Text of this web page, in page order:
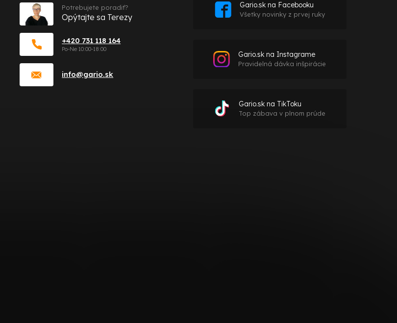
info@gario.sk
+420 731 118 164
Potrebujete poradiť?
Opýtajte sa Terezy
Gario.sk na Facebooku
Všetky novinky z prvej ruky
Gario.sk na Instagrame
Pravidelná dávka inšpirácie
Gario.sk na TikToku
Top zábava v plnom prúde